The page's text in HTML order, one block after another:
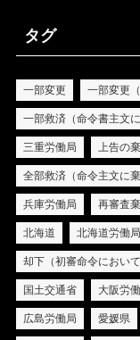
タグ
一部変更 一部変更
一部救済（命令書主文
三重労働局 上告の
全部救済（命令主文に
兵庫労働局 再審査
北海道 北海道労働局
却下（初審命令におい
国土交通省 大阪労
広島労働局 愛媛県